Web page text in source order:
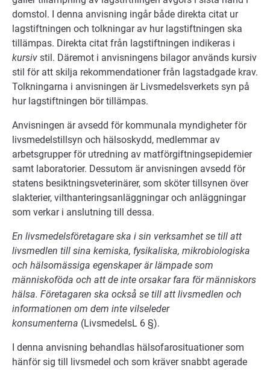
domstol. I denna anvisning ingår både direkta citat ur
lagstiftningen och tolkningar av hur lagstiftningen ska
tillämpas. Direkta citat från lagstiftningen indikeras i
kursiv stil. Däremot i anvisningens bilagor används kursiv
stil för att skilja rekommendationer från lagstadgade krav.
Tolkningarna i anvisningen är Livsmedelsverkets syn på
hur lagstiftningen bör tillämpas.
Anvisningen är avsedd för kommunala myndigheter för
livsmedelstillsyn och hälsoskydd, medlemmar av
arbetsgrupper för utredning av matförgiftningsepidemier
samt laboratorier. Dessutom är anvisningen avsedd för
statens besiktningsveterinärer, som sköter tillsynen över
slakterier, vilthanteringsanläggningar och anläggningar
som verkar i anslutning till dessa.
En livsmedelsföretagare ska i sin verksamhet se till att
livsmedlen till sina kemiska, fysikaliska, mikrobiologiska
och hälsomässiga egenskaper är lämpade som
människoföda och att de inte orsakar fara för människors
hälsa. Företagaren ska också se till att livsmedlen och
informationen om dem inte vilseleder
konsumenterna (LivsmedelsL 6 §).
I denna anvisning behandlas hälsofarosituationer som
hänför sig till livsmedel och som kräver snabbt agerade